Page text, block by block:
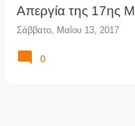
Απεργία της 17ης
Σάββατο, Μαΐου 13, 2017
0